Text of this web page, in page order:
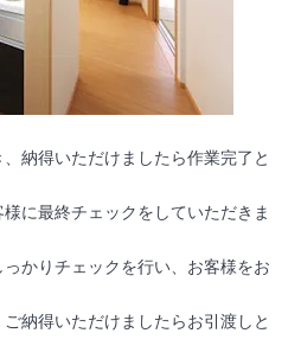
納得いただけましたら作業完了と
に最終チェックをしていただきま
かりチェックを行い、お客様をお
納得いただけましたらお引渡しと